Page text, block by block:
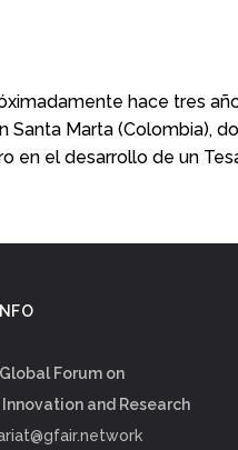
hace tres
Santa Marta (Colombia),
en el desarrollo de un
Forum on
and Research